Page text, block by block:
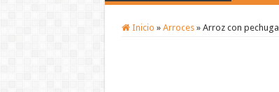
Inicio » Arroces » Arroz con